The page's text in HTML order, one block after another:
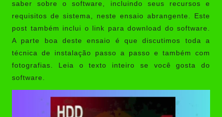
saber sobre o software, incluindo seus recursos e
requisitos de sistema, neste ensaio abrangente. Este
post também inclui o link para download do software.
A parte boa deste ensaio é que discutimos toda a
técnica de instalação passo a passo e também com
fotografias. Leia o texto inteiro se você gosta do
software.